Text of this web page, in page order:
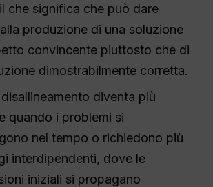
il che significa che può dare
produzione di una soluzione
convincente piuttosto che di
dimostrabilmente corretta.
diventa più
quando i problemi si
nel tempo o richiedono più
interdipendenti, dove le
iniziali si propagano